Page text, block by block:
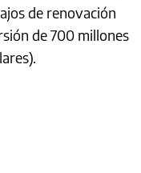
de renovación
de 700 millones